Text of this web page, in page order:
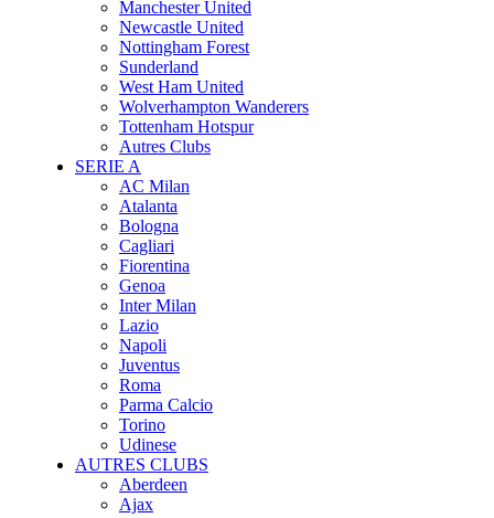
Manchester United
Newcastle United
Nottingham Forest
Sunderland
West Ham United
Wolverhampton Wanderers
Tottenham Hotspur
Autres Clubs
SERIE A
AC Milan
Atalanta
Bologna
Cagliari
Fiorentina
Genoa
Inter Milan
Lazio
Napoli
Juventus
Roma
Parma Calcio
Torino
Udinese
AUTRES CLUBS
Aberdeen
Ajax